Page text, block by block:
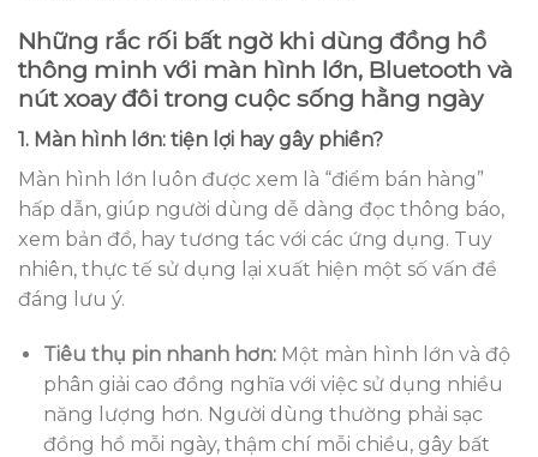
Những rắc rối bất ngờ khi dùng đồng hồ
thông minh với màn hình lớn, Bluetooth và
nút xoay đôi trong cuộc sống hằng ngày
1. Màn hình lớn: tiện lợi hay gây phiền?
Màn hình lớn luôn được xem là “điểm bán hàng”
hấp dẫn, giúp người dùng dễ dàng đọc thông báo,
xem bản đồ, hay tương tác với các ứng dụng. Tuy
nhiên, thực tế sử dụng lại xuất hiện một số vấn đề
đáng lưu ý.
Tiêu thụ pin nhanh hơn:Một màn hình lớn và độ
phân giải cao đồng nghĩa với việc sử dụng nhiều
năng lượng hơn. Người dùng thường phải sạc
đồng hồ mỗi ngày, thậm chí mỗi chiều, gây bất